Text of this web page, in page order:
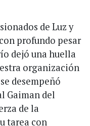
de Luz y
profundo pesar
dejó una huella
organización
desempeñó
Gaiman del
de la
tarea con